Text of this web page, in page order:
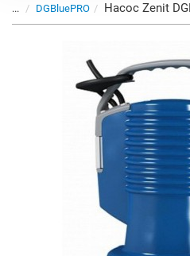
... DGBluePRO Насос Zenit